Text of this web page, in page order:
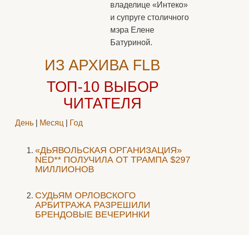
владелице «Интеко»
и супруге столичного
мэра Елене
Батуриной.
ИЗ АРХИВА FLB
ТОП-10 ВЫБОР
ЧИТАТЕЛЯ
День Месяц Год
«ДЬЯВОЛЬСКАЯ ОРГАНИЗАЦИЯ»
NED** ПОЛУЧИЛА ОТ ТРАМПА $297
МИЛЛИОНОВ
CУДЬЯМ ОРЛОВСКОГО
АРБИТРАЖА РАЗРЕШИЛИ
БРЕНДОВЫЕ ВЕЧЕРИНКИ